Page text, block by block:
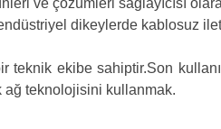
ve çözümleri sağlayıcısı
dikeylerde kablosuz
teknik ekibe sahiptir.Son
ağ teknolojisini kullanmak.